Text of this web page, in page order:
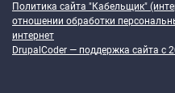
Политика сайта "Кабельщик"
отношении обработки
интернет
DrupalCoder — поддержка сайта c